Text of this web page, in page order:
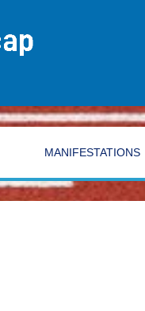
MANIFESTATIONS